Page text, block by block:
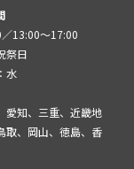
13:00～17:00
祭日
水
愛知、三重、近畿地
取、岡山、徳島、香